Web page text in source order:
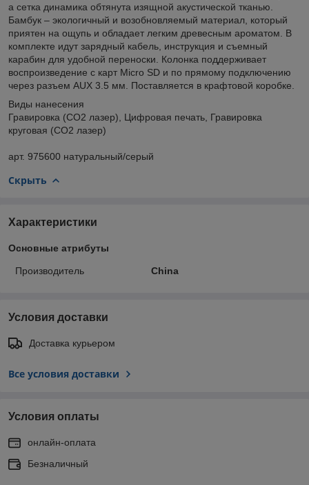
а сетка динамика обтянута изящной акустической тканью.
Бамбук – экологичный и возобновляемый материал, который
приятен на ощупь и обладает легким древесным ароматом. В
комплекте идут зарядный кабель, инструкция и съемный
карабин для удобной переноски. Колонка поддерживает
воспроизведение с карт Micro SD и по прямому подключению
через разъем AUX 3.5 мм. Поставляется в крафтовой коробке.
Виды нанесения
Гравировка (CO2 лазер), Цифровая печать, Гравировка
круговая (CO2 лазер)
арт. 975600 натуральный/серый
Скрыть
Характеристики
Основные атрибуты
Производитель China
Условия доставки
Доставка курьером
Все условия доставки
Условия оплаты
онлайн-оплата
Безналичный